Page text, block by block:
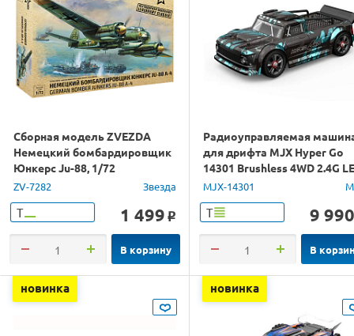
Сборная модель ZVEZDA
Немецкий бомбардировщик
Юнкерс Ju-88, 1/72
ZV-7282 Звезда
Т 1 499 o
В корзину
Радиоуправляемая
для дрифта MJX Hyper Go
14301 Brushless 4WD 2.4G
1/14 RTR
MJX-14301
Т 9 990
В
новинка новинка